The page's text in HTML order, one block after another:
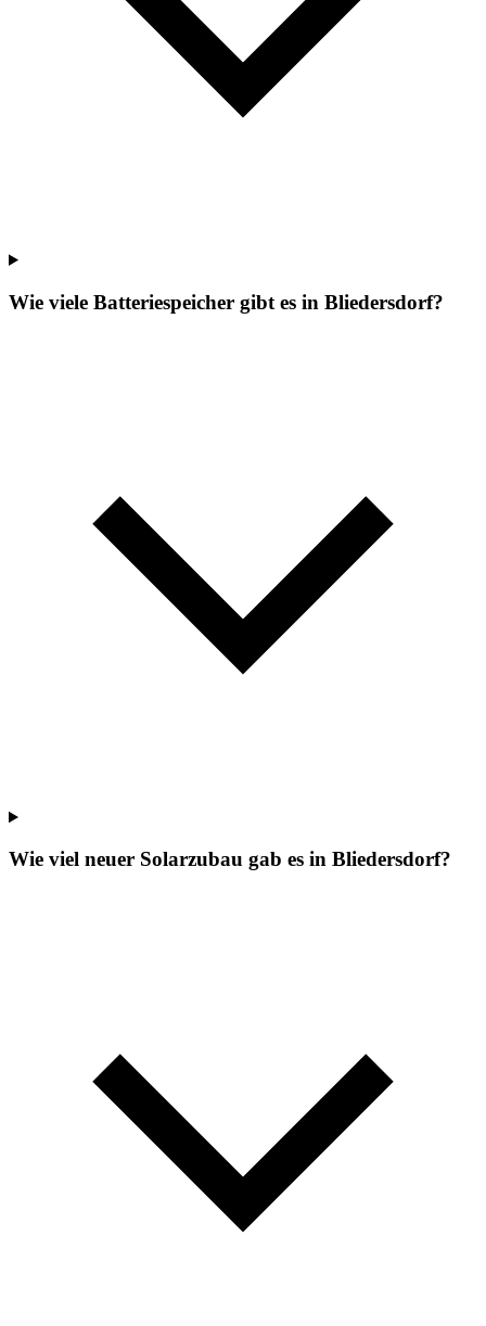
Wie viele Batteriespeicher gibt es in Bliedersdorf?
Wie viel neuer Solarzubau gab es in Bliedersdorf?